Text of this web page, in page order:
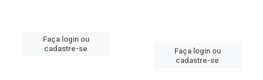
Faça login ou
cadastre-se
Faça login ou
cadastre-se